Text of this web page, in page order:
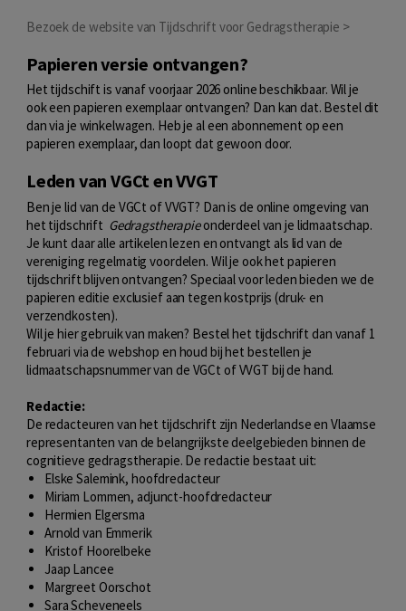
Bezoek de website van Tijdschrift voor Gedragstherapie >
Papieren versie ontvangen?
Het tijdschift is vanaf voorjaar 2026 online beschikbaar. Wil je
ook een papieren exemplaar ontvangen? Dan kan dat. Bestel dit
dan via je winkelwagen. Heb je al een abonnement op een
papieren exemplaar, dan loopt dat gewoon door.
Leden van VGCt en VVGT
Ben je lid van de VGCt of VVGT? Dan is de online omgeving van
het tijdschrift Gedragstherapieonderdeel van je lidmaatschap.
Je kunt daar alle artikelen lezen en ontvangt als lid van de
vereniging regelmatig voordelen. Wil je ook het papieren
tijdschrift blijven ontvangen? Speciaal voor leden bieden we de
papieren editie exclusief aan tegen kostprijs (druk- en
verzendkosten).
Wil je hier gebruik van maken? Bestel het tijdschrift dan vanaf 1
februari via de webshop en houd bij het bestellen je
lidmaatschapsnummer van de VGCt of VVGT bij de hand.
Redactie:
De redacteuren van het tijdschrift zijn Nederlandse en Vlaamse
representanten van de belangrijkste deelgebieden binnen de
cognitieve gedragstherapie. De redactie bestaat uit:
Elske Salemink, hoofdredacteur
Miriam Lommen, adjunct-hoofdredacteur
Hermien Elgersma
Arnold van Emmerik
Kristof Hoorelbeke
Jaap Lancee
Margreet Oorschot
Sara Scheveneels